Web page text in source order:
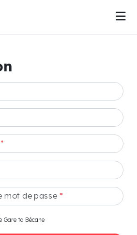
*
mot de passe *
Gare ta Bécane